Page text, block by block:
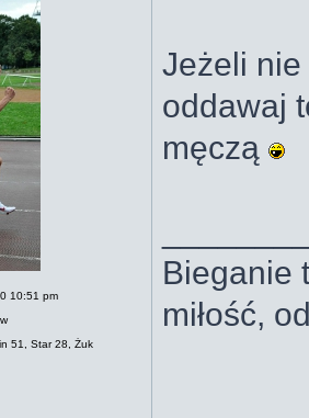
10:51 pm
51, Star 28, Żuk
Jeżeli nie
oddawaj
męczą
Bieganie
miłość,